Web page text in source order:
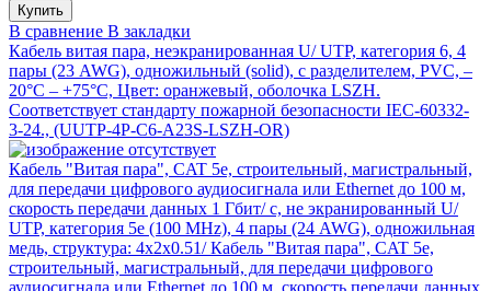
В сравнение В закладки
Кабель витая пара, неэкранированная U/ UTP, категория 6, 4
пары (23 AWG), одножильный (solid), с разделителем, PVC, –
20°C – +75°C, Цвет: оранжевый, оболочка LSZH.
Соответствует стандарту пожарной безопасности IEC-60332-
3-24., (UUTP-4P-C6-A23S-LSZH-OR)
Кабель "Витая пара", CAT 5e, строительный, магистральный,
для передачи цифрового аудиосигнала или Ethernet до 100 м,
скорость передачи данных 1 Гбит/ с, не экранированный U/
UTP, категория 5e (100 MHz), 4 пары (24 AWG), одножильная
медь, структура: 4х2х0.51/ Кабель "Витая пара", CAT 5e,
строительный, магистральный, для передачи цифрового
аудиосигнала или Ethernet до 100 м, скорость передачи данных